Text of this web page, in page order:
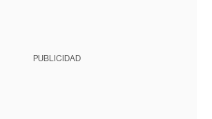
PUBLICIDAD